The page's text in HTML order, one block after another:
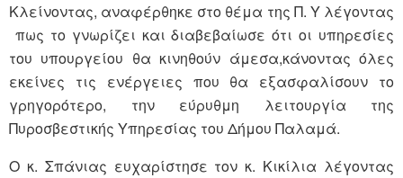
Κλείνοντας, αναφέρθηκε στο θέμα της Π. Υ λέγοντας
πως το γνωρίζει και διαβεβαίωσε ότι οι υπηρεσίες
του υπουργείου θα κινηθούν άμεσα,κάνοντας όλες
εκείνες τις ενέργειες που θα εξασφαλίσουν το
γρηγορότερο, την εύρυθμη λειτουργία της
Πυροσβεστικής Υπηρεσίας του Δήμου Παλαμά.
Ο κ. Σπάνιας ευχαρίστησε τον κ. Κικίλια λέγοντας